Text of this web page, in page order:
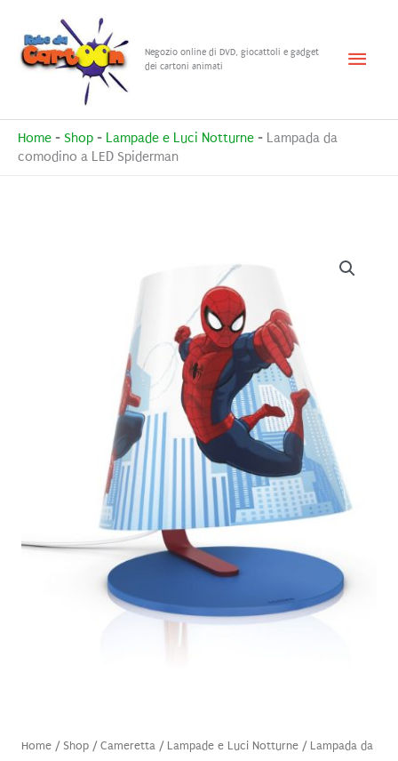
contenuto
Negozio online di DVD, giocattoli e gadget
dei cartoni animati
Menu
Home - Shop - Lampade e Luci Notturne - Lampada da
comodino a LED Spiderman
Home/ Shop/Cameretta/ Lampade e Luci Notturne/ Lampada da